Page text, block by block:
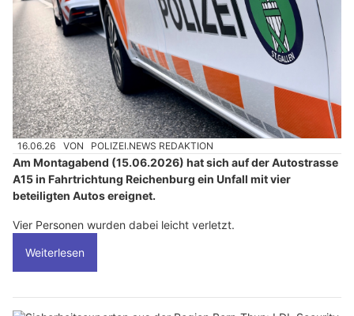
16.06.26 VON POLIZEI.NEWS REDAKTION
Am Montagabend (15.06.2026) hat sich auf der Autostrasse
A15 in Fahrtrichtung Reichenburg ein Unfall mit vier
beteiligten Autos ereignet.
Vier Personen wurden dabei leicht verletzt.
Weiterlesen